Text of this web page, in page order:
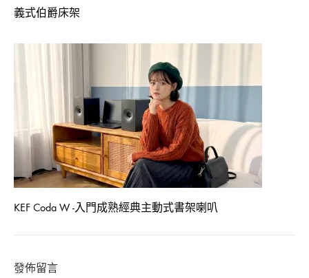
義式伯爵床架
KEF Coda W -入門成熟經典主動式書架喇叭
發佈留言